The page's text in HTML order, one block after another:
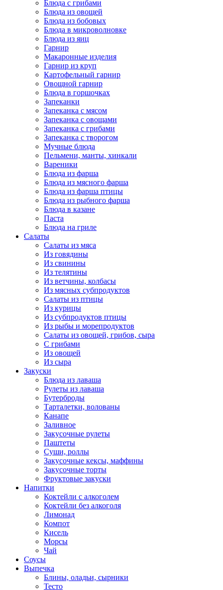
Блюда с грибами
Блюда из овощей
Блюда из бобовых
Блюда в микроволновке
Блюда из яиц
Гарнир
Макаронные изделия
Гарнир из круп
Картофельный гарнир
Овощной гарнир
Блюда в горшочках
Запеканки
Запеканка с мясом
Запеканка с овощами
Запеканка с грибами
Запеканка с творогом
Мучные блюда
Пельмени, манты, хинкали
Вареники
Блюда из фарша
Блюда из мясного фарша
Блюда из фарша птицы
Блюда из рыбного фарша
Блюда в казане
Паста
Блюда на гриле
Салаты
Салаты из мяса
Из говядины
Из свинины
Из телятины
Из ветчины, колбасы
Из мясных субпродуктов
Салаты из птицы
Из курицы
Из субпродуктов птицы
Из рыбы и морепродуктов
Салаты из овощей, грибов, сыра
С грибами
Из овощей
Из сыра
Закуски
Блюда из лаваша
Рулеты из лаваша
Бутерброды
Тарталетки, волованы
Канапе
Заливное
Закусочные рулеты
Паштеты
Суши, роллы
Закусочные кексы, маффины
Закусочные торты
Фруктовые закуски
Напитки
Коктейли с алкоголем
Коктейли без алкоголя
Лимонад
Компот
Кисель
Морсы
Чай
Соусы
Выпечка
Блины, оладьи, сырники
Тесто